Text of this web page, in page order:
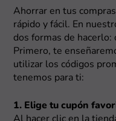
Ahorrar en tus
rápido y fácil. En
dos formas de hacerlo:
Primero, te
utilizar los códigos
tenemos para ti:
1. Elige tu cupón